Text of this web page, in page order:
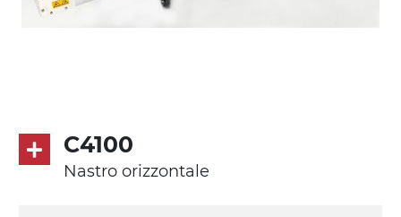
modulare PP superficie blue
profili di trasporto in PP
multi tensione 230/400Vac-50Hz-3F
C4100
Nastro orizzontale